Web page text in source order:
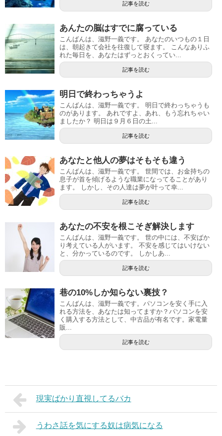
記事を読む
あんたの脳はすでに腐っている
こんばんは、滋野一義です。 あなたのいつもの１日
は、朝起きて会社を往復して寝ます。 こんなありふ
れた毎日を、あなたはずっとおくってい...
記事を読む
明日で終わっちゃうよ
こんばんは、滋野一義です。 明日で終わっちゃうも
のがあります。 あれですよ、あれ、もう忘れちゃい
ましたか？ 明日は９月６日の土...
記事を読む
あなたと他人の夢はそもそも違う
こんばんは、滋野一義です。 世間では、お金持ちの
息子が首を傾げるような職業になってることがあり
ます。 しかし、その人達は夢が叶って幸...
記事を読む
あなたの不安を根こそぎ解決します
こんばんは、滋野一義です。 世の中には、不安ばか
り考えている人がいます。 不安を感じてはいけない
と、分かっているのです。 しかしあ...
記事を読む
巷の10%しか知らない裏技？
こんばんは、滋野一義です。パソコンを安く手に入
れる方法を、あなたは知ってますか？パソコンを安
く購入する方法として、中古品が有名です。家電量
販...
記事を読む
現実ばかり直視してるバカ
うわさ話を気にする奴は病気になる